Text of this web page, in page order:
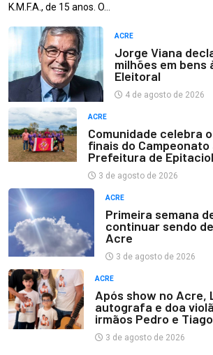
K.M.F.A., de 15 anos. O…
ACRE
Jorge Viana
milhões em bens
Eleitoral
4 de agosto de 2026
ACRE
Comunidade celebra
finais do Campeonato
Prefeitura de
3 de agosto de 2026
ACRE
Primeira semana
continuar sendo
Acre
3 de agosto de 2026
ACRE
Após show no Acre,
autografa e doa
irmãos Pedro e Tiago
3 de agosto de 2026